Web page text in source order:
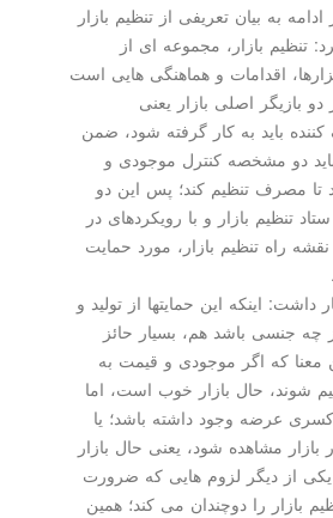
تعریفی از تنظیم بازار
بازار، مجموعه ای از
و هماهنگی هایی است
اصلی بازار یعنی
به كار گرفته شود، ضمن
مشخصه كنترل موجودی و
تنظیم كند؛ پس این دو
بازار و با رویكردهای در
بازار، مورد حمایت
این حمایتها از تولید و
باشد هم، بسیار حائز
اگر موجودی و قیمت به
حال بازار خوب است، اما
وجود داشته باشد؛ یا
شود، یعنی حال بازار
لزوم هایی كه ضرورت
را دوچندان می كند؛ همین